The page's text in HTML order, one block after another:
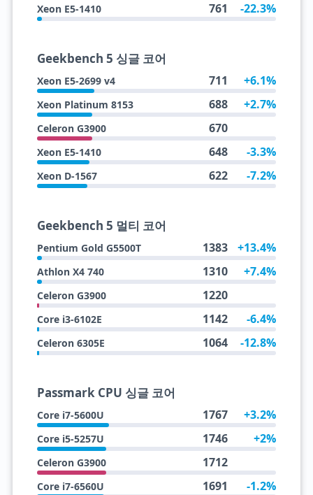
Xeon E5-1410 761 -22.3%
Geekbench 5 싱글 코어
Xeon E5-2699 v4 711 +6.1%
Xeon Platinum 8153 688 +2.7%
Celeron G3900 670
Xeon E5-1410 648 -3.3%
Xeon D-1567 622 -7.2%
Geekbench 5 멀티 코어
Pentium Gold G5500T 1383 +13.4%
Athlon X4 740 1310 +7.4%
Celeron G3900 1220
Core i3-6102E 1142 -6.4%
Celeron 6305E 1064 -12.8%
Passmark CPU 싱글 코어
Core i7-5600U 1767 +3.2%
Core i5-5257U 1746 +2%
Celeron G3900 1712
Core i7-6560U 1691 -1.2%